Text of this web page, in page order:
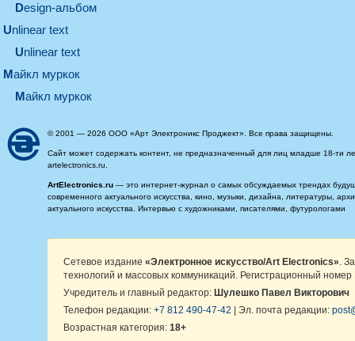
design-альбом
unlinear text
Unlinear text
майкл муркок
майкл муркок
© 2001 — 2026 ООО «Арт Электроникс Проджект». Все права защищены.
Сайт может содержать контент, не предназначенный для лиц младше 18-ти
artelectronics.ru.
ArtElectronics.ru — это интернет-журнал о самых обсуждаемых трендах
современного актуального искусства, кино, музыки, дизайна, литературы,
актуального искусства. Интервью с художниками, писателями, футурологами
Сетевое издание «Электронное искусство/Art Electronics» .
технологий и массовых коммуникаций. Регистрационный
Учредитель и главный редактор: Шулешко Павел Викторович
Телефон редакции: +7 812 490-47-42 | Эл. почта редакции:
Возрастная категория: 18+